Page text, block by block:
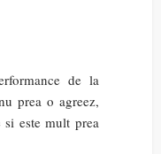
de la
prea o agreez,
este mult prea